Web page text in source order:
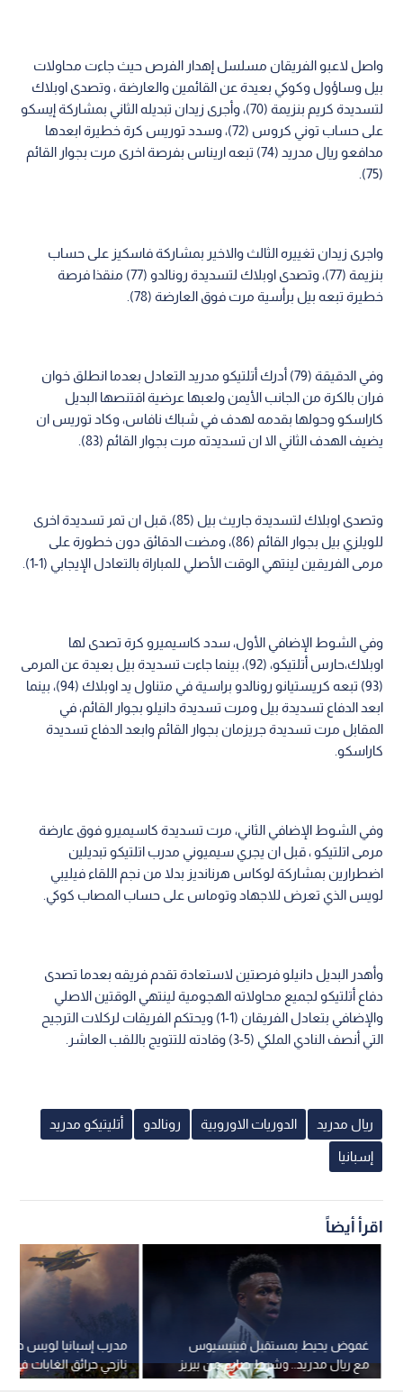
واصل لاعبو الفريقان مسلسل إهدار الفرص حيث جاءت محاولات
بيل وساؤول وكوكي بعيدة عن القائمين والعارضة ، وتصدى اوبلاك
لتسديدة كريم بنزيمة (70)، وأجرى زيدان تبديله الثاني بمشاركة إيسكو
على حساب توني كروس (72)، وسدد توريس كرة خطيرة ابعدها
مدافعو ريال مدريد (74) تبعه اريناس بفرصة اخرى مرت بجوار القائم
(75).
واجرى زيدان تغييره الثالث والاخير بمشاركة فاسكيز على حساب
بنزيمة (77)، وتصدى اوبلاك لتسديدة رونالدو (77) منقذا فرصة
خطيرة تبعه بيل برأسية مرت فوق العارضة (78).
وفي الدقيقة (79) أدرك أتلتيكو مدريد التعادل بعدما انطلق خوان
فران بالكرة من الجانب الأيمن ولعبها عرضية اقتنصها البديل
كاراسكو وحولها بقدمه لهدف في شباك نافاس، وكاد توريس ان
يضيف الهدف الثاني الا ان تسديدته مرت بجوار القائم (83).
وتصدى اوبلاك لتسديدة جاريث بيل (85)، قبل ان تمر تسديدة اخرى
للويلزي بيل بجوار القائم (86)، ومضت الدقائق دون خطورة على
مرمى الفريقين لينتهي الوقت الأصلي للمباراة بالتعادل الإيجابي (1-1).
وفي الشوط الإضافي الأول، سدد كاسيميرو كرة تصدى لها
اوبلاك،حارس أتلتيكو، (92)، بينما جاءت تسديدة بيل بعيدة عن المرمى
(93) تبعه كريستيانو رونالدو براسية في متناول يد اوبلاك (94)، بينما
ابعد الدفاع تسديدة بيل ومرت تسديدة دانيلو بجوار القائم، في
المقابل مرت تسديدة جريزمان بجوار القائم وابعد الدفاع تسديدة
كاراسكو.
وفي الشوط الإضافي الثاني، مرت تسديدة كاسيميرو فوق عارضة
مرمى اتلتيكو ، قبل ان يجري سيميوني مدرب اتلتيكو تبديلين
اضطرارين بمشاركة لوكاس هرنانديز بدلا من نجم اللقاء فيليبي
لويس الذي تعرض للاجهاد وتوماس على حساب المصاب كوكي.
وأهدر البديل دانيلو فرصتين لاستعادة تقدم فريقه بعدما تصدى
دفاع أتلتيكو لجميع محاولاته الهجومية لينتهي الوقتين الاصلي
والإضافي بتعادل الفريقان (1-1) ويحتكم الفريقات لركلات الترجيح
التي أنصف النادي الملكي (5-3) وقادته للتتويج باللقب العاشر.
ريال مدريد الدوريات الاوروبية رونالدو أتليتيكو مدريد
إسبانيا
اقرأ أيضاً
مدرب إسبانيا لويس دي
نازحي حرائق الغابات في
غموض يحيط بمستقبل فينيسيوس
مع ريال مدريد.. وشرط صارم من بيريز
للموافقة على رحيله